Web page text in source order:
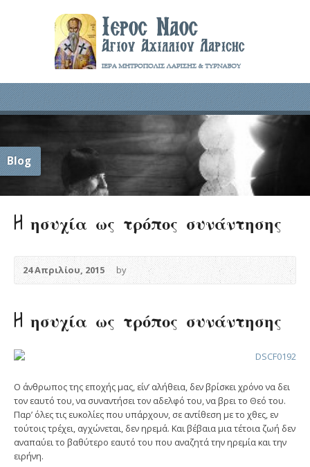
Blog
H ησυχία ως τρόπος συνάντησης
24 Απριλίου, 2015 by
H ησυχία ως τρόπος συνάντησης
Ο άνθρωπος της εποχής μας, είν’ αλήθεια, δεν βρίσκει χρόνο να δει
τον εαυτό του, να συναντήσει τον αδελφό του, να βρει το Θεό του.
Παρ’ όλες τις ευκολίες που υπάρχουν, σε αντίθεση με το χθες, εν
τούτοις τρέχει, αγχώνεται, δεν ηρεμά. Και βέβαια μια τέτοια ζωή δεν
αναπαύει το βαθύτερο εαυτό του που αναζητά την ηρεμία και την
ειρήνη.